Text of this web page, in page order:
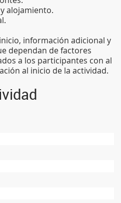
alojamiento.
información adicional y
dependan de factores
a los participantes con al
al inicio de la actividad.